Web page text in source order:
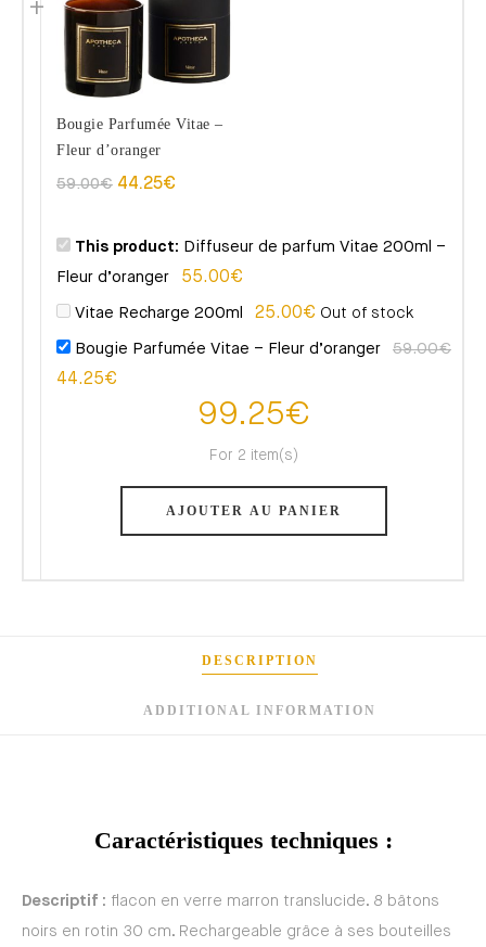
Bougie Parfumée Vitae –
Fleur d’oranger
59.00€ 44.25€
This product: Diffuseur de parfum Vitae 200ml –
Fleur d’oranger
55.00€
Vitae Recharge 200ml 25.00€ Out of stock
Bougie Parfumée Vitae – Fleur d’oranger 59.00€
44.25€
99.25€
For 2 item(s)
AJOUTER AU PANIER
DESCRIPTION
ADDITIONAL INFORMATION
Caractéristiques techniques :
Descriptif : flacon en verre marron translucide. 8 bâtons
noirs en rotin 30 cm. Rechargeable grâce à ses bouteilles